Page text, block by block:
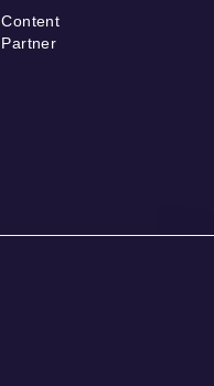
Content
Partner